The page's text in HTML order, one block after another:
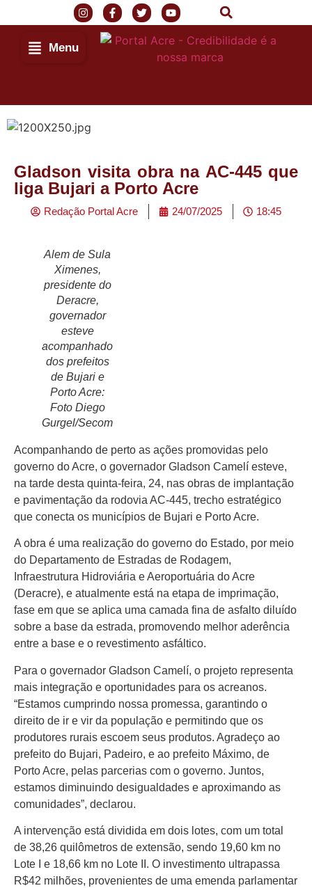
Menu
Início
Últimas
Notícias
Agenda
Cultural
Política
Economia
Atos Oficiais
Atualidades
Blogs e
Colunas
Especiais
Gastronomia
TV Portal
Sobre o
Portal Acre
Expediente
Política de
privacidade
Fale com
Portal Acre
Gladson visita obra na AC-445 que
liga Bujari a Porto Acre
Redação Portal Acre 24/07/2025 18:45
Alem de Sula
Ximenes,
presidente do
Deracre,
governador
esteve
acompanhado
dos prefeitos
de Bujari e
Porto Acre:
Foto Diego
Gurgel/Secom
Acompanhando de perto as ações promovidas pelo
governo do Acre, o governador Gladson Camelí esteve,
na tarde desta quinta-feira, 24, nas obras de implantação
e pavimentação da rodovia AC-445, trecho estratégico
que conecta os municípios de Bujari e Porto Acre.
A obra é uma realização do governo do Estado, por meio
do Departamento de Estradas de Rodagem,
Infraestrutura Hidroviária e Aeroportuária do Acre
(Deracre), e atualmente está na etapa de imprimação,
fase em que se aplica uma camada fina de asfalto diluído
sobre a base da estrada, promovendo melhor aderência
entre a base e o revestimento asfáltico.
Para o governador Gladson Camelí, o projeto representa
mais integração e oportunidades para os acreanos.
“Estamos cumprindo nossa promessa, garantindo o
direito de ir e vir da população e permitindo que os
produtores rurais escoem seus produtos. Agradeço ao
prefeito do Bujari, Padeiro, e ao prefeito Máximo, de
Porto Acre, pelas parcerias com o governo. Juntos,
estamos diminuindo desigualdades e aproximando as
comunidades”, declarou.
A intervenção está dividida em dois lotes, com um total
de 38,26 quilômetros de extensão, sendo 19,60 km no
Lote I e 18,66 km no Lote II. O investimento ultrapassa
R$42 milhões, provenientes de uma emenda parlamentar